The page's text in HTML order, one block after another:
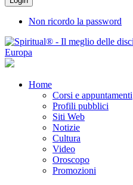
Non ricordo la password
Home
Corsi e appuntamenti
Profili pubblici
Siti Web
Notizie
Cultura
Video
Oroscopo
Promozioni